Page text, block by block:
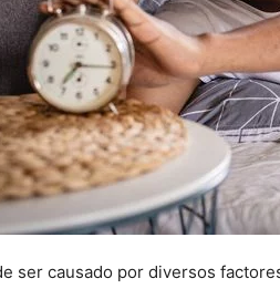
ser causado por diversos